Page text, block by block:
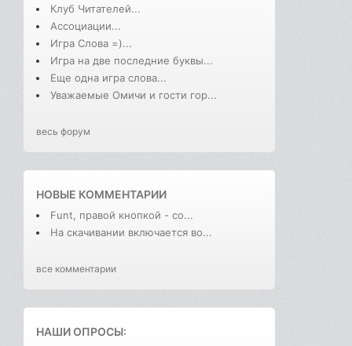
Клуб Читателей...
Ассоциации...
Игра Слова =)...
Игра на две последние буквы...
Еще одна игра слова...
Уважаемые Омичи и гости гор...
весь форум
НОВЫЕ КОММЕНТАРИИ
Funt, правой кнопкой - со...
На скачивании включается во...
все комментарии
НАШИ ОПРОСЫ: